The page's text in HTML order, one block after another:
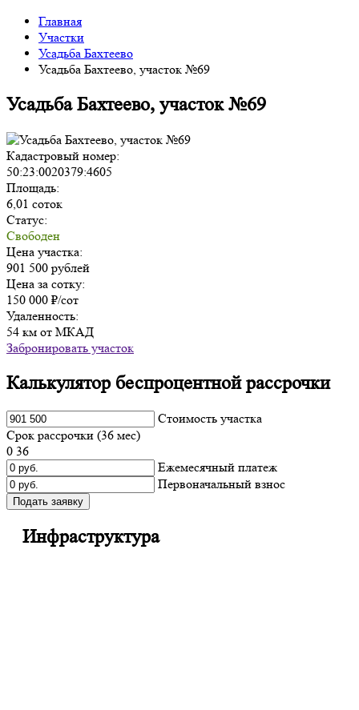
Главная
Участки
Усадьба Бахтеево
Усадьба Бахтеево, участок №69
Усадьба Бахтеево, участок №69
Кадастровый номер:
50:23:0020379:4605
Площадь:
6,01 соток
Статус:
Свободен
Цена участка:
901 500 рублей
Цена за сотку:
150 000 ₽/сот
Удаленность:
54 км от МКАД
Забронировать участок
Калькулятор беспроцентной рассрочки
Cтоимость участка
Срок рассрочки (36 мес)
0 36
Ежемесячный платеж
Первоначальный взнос
Подать заявку
Инфраструктура